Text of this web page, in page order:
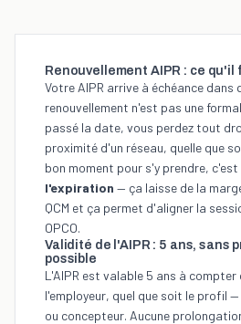
Renouvellement AIPR : ce
Votre AIPR arrive à échéance dans
renouvellement n'est pas une
passé la date, vous perdez tout
proximité d'un réseau, quelle que
bon moment pour s'y prendre, c'est
l'expiration — ça laisse de la
QCM et ça permet d'aligner la
OPCO.
Validité de l'AIPR : 5 ans, sans
possible
L'AIPR est valable 5 ans à
l'employeur, quel que soit le profil —
ou concepteur. Aucune